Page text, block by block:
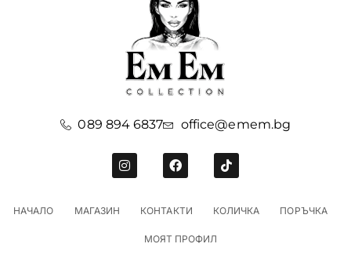
089 894 6837 office@emem.bg
НАЧАЛО МАГАЗИН КОНТАКТИ КОЛИЧКА ПОРЪЧКА
МОЯТ ПРОФИЛ